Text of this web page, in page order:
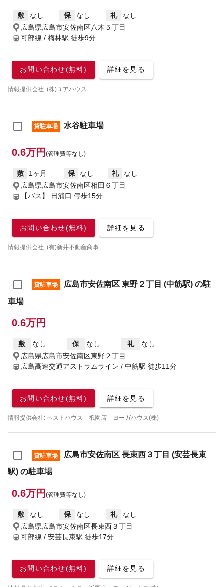
敷 なし 保 なし 礼
なし
広島県広島市安佐南区八木５丁目
可部線 / 梅林駅 徒歩9分
お問い合わせ(無料) 詳細を見る
情報提供会社: (株)ユアハウス
貸駐車場 水谷駐車場
0.6万円 (管理費等なし)
敷 1ヶ月 保 なし 礼
なし
広島県広島市安佐南区相田６丁目
【バス】 日浦口 停歩15分
お問い合わせ(無料) 詳細を見る
情報提供会社: (有)新井不動産商事
貸駐車場
広島市安佐南区 東野２丁目 (中筋駅) の駐
車場
0.6万円
敷 なし 保 なし 礼
なし
広島県広島市安佐南区東野２丁目
広島高速交通アストラムライン / 中筋駅 徒歩11分
お問い合わせ(無料) 詳細を見る
情報提供会社: ベストハウス 祇園店 ヨーガハウス(株)
貸駐車場
広島市安佐南区 長束西３丁目 (安芸長束
駅) の駐車場
0.6万円 (管理費等なし)
敷 なし 保 なし 礼
なし
広島県広島市安佐南区長束西３丁目
可部線 / 安芸長束駅 徒歩17分
お問い合わせ(無料) 詳細を見る